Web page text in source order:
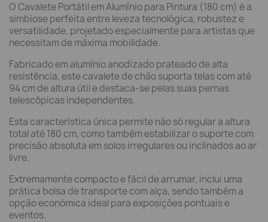
O Cavalete Portátil em Alumínio para Pintura (180 cm) é a
simbiose perfeita entre leveza tecnológica, robustez e
versatilidade, projetado especialmente para artistas que
necessitam de máxima mobilidade.
Fabricado em alumínio anodizado prateado de alta
resistência, este cavalete de chão suporta telas com até
94 cm de altura útil e destaca-se pelas suas pernas
telescópicas independentes.
Esta característica única permite não só regular a altura
total até 180 cm, como também estabilizar o suporte com
precisão absoluta em solos irregulares ou inclinados ao ar
livre.
Extremamente compacto e fácil de arrumar, inclui uma
prática bolsa de transporte com alça, sendo também a
opção económica ideal para exposições pontuais e
eventos.